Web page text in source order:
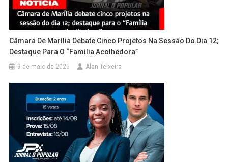
Câmara De Marília Debate Cinco Projetos Na Sessão Do Dia 12;
Destaque Para O “Família Acolhedora”
9 de maio de 2025 Alan Teixeira